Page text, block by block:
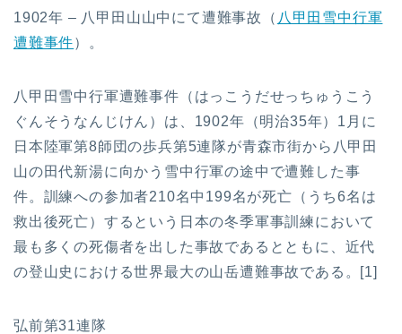
1902年 – 八甲田山山中にて遭難事故（ 八甲田雪中行軍
遭難事件）。
八甲田雪中行軍遭難事件（はっこうだせっちゅうこう
ぐんそうなんじけん）は、1902年（明治35年）1月に
日本陸軍第8師団の歩兵第5連隊が青森市街から八甲田
山の田代新湯に向かう雪中行軍の途中で遭難した事
件。訓練への参加者210名中199名が死亡（うち6名は
救出後死亡）するという日本の冬季軍事訓練において
最も多くの死傷者を出した事故であるとともに、近代
の登山史における世界最大の山岳遭難事故である。[1]
弘前第31連隊